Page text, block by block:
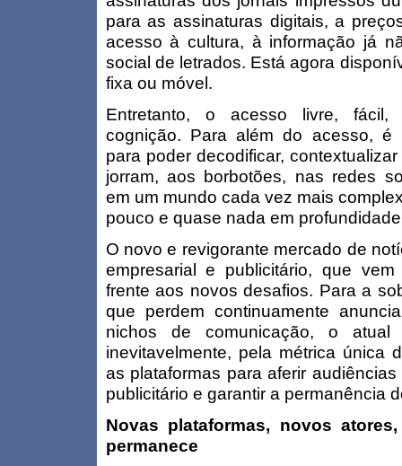
para as assinaturas digitais, a
acesso à cultura, à informação já
social de letrados. Está agora
fixa ou móvel.
Entretanto, o acesso livre, fácil,
cognição. Para além do acesso, é
para poder decodificar,
jorram, aos borbotões, nas redes
em um mundo cada vez mais
pouco e quase nada em
O novo e revigorante mercado de
empresarial e publicitário, que
frente aos novos desafios. Para a
que perdem continuamente
nichos de comunicação, o
inevitavelmente, pela métrica única
as plataformas para aferir
publicitário e garantir a permanência
Novas plataformas, novos
permanece